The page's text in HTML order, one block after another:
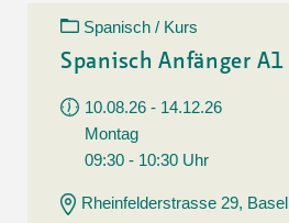
Spanisch / Kurs
Spanisch Anfänger A1
10.08.26 - 14.12.26
Montag
09:30 - 10:30 Uhr
Rheinfelderstrasse 29, Basel